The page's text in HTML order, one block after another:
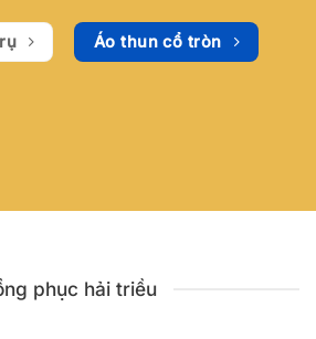
Áo thun cổ tròn
phục hải triều